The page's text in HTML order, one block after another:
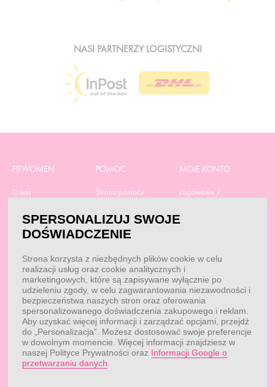
NASI PARTNERZY LOGISTYCZNI
FITWOMEN
O nas
RODO
Obowiązek
Dane do przelewu
Przepisy
Blog
POMOC
Strona pomocy
Regulamin zakupów
Aktualne promocje
Odstąp od umowy tutaj
Dobór suplementacji
Kontakt
MOJE KONTO
Logowanie /
Moje zamówienia
KONTAKT
Obsługa klienta:
pon. - pt.: 7:00 - 18:00
Obsługa klienta:
SPERSONALIZUJ SWOJE
DOŚWIADCZENIE
Strona korzysta z niezbędnych plików cookie w celu
realizacji usług oraz cookie analitycznych i
marketingowych, które są zapisywane wyłącznie po
udzieleniu zgody, w celu zagwarantowania niezawodności i
bezpieczeństwa naszych stron oraz oferowania
spersonalizowanego doświadczenia zakupowego i reklam.
Aby uzyskać więcej informacji i zarządzać opcjami, przejdź
do „Personalizacja”. Możesz dostosować swoje preferencje
w dowolnym momencie. Więcej informacji znajdziesz w
naszej Polityce Prywatności oraz Informacji Google o
przetwarzaniu danych